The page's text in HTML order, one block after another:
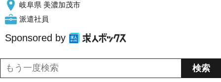
岐阜県 美濃加茂市
派遣社員
Sponsored by